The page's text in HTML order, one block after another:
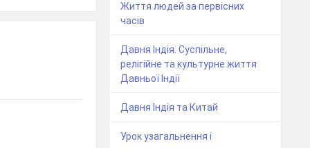
Життя людей за первісних
часів
Давня Індія. Суспільне,
релігійне та культурне життя
Давньої Індії
Давня Індія та Китай
Урок узагальнення і